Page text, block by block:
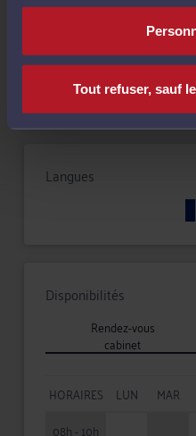
Tout refuser, sauf
Procédure civile
Langues
Disponibilités
Rendez-vous
cabinet
HORAIRES LUN MAR
08h - 10h